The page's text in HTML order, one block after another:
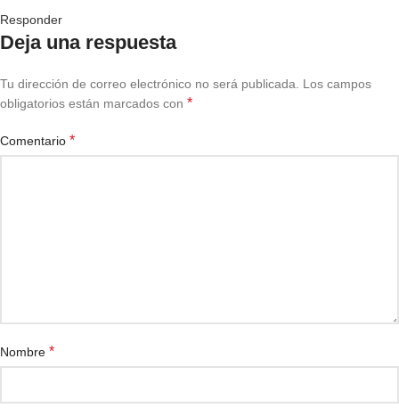
Responder
Deja una respuesta
Tu dirección de correo electrónico no será publicada.
Los campos
obligatorios están marcados con *
Comentario *
Nombre *